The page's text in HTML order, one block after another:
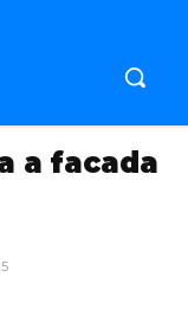
a facada